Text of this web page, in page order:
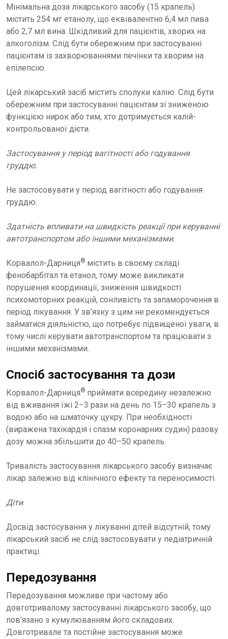
Мінімальна доза лікарського засобу (15 крапель)
містить 254 мг етанолу, що еквівалентно 6,4 мл пива
або 2,7 мл вина. Шкідливий для пацієнтів, хворих на
алкоголізм. Слід бути обережним при застосуванні
пацієнтам із захворюваннями печінки та хворим на
епілепсію.
Цей лікарський засіб містить сполуки калію. Слід бути
обережним при застосуванні пацієнтам зі зниженою
функцією нирок або тим, хто дотримується калій-
контрольованої дієти.
Застосування у період вагітності або годування
груддю.
Не застосовувати у період вагітності або годування
груддю.
Здатність впливати на швидкість реакції при керуванні
автотранспортом або іншими механізмами.
Корвалол-Дарниця® містить в своєму складі
фенобарбітал та етанол, тому може викликати
порушення координації, зниження швидкості
психомоторних реакцій, сонливість та запаморочення в
період лікування. У зв’язку з цим не рекомендується
займатися діяльністю, що потребує підвищеної уваги, в
тому числі керувати автотранспортом та працювати з
іншими механізмами.
Спосіб застосування та дози
Корвалол-Дарниця® приймати всередину незалежно
від вживання їжі 2–3 рази на день по 15–30 крапель з
водою або на шматочку цукру. При необхідності
(виражена тахікардія і спазм коронарних судин) разову
дозу можна збільшити до 40–50 крапель.
Тривалість застосування лікарського засобу визначає
лікар залежно від клінічного ефекту та переносимості.
Діти.
Досвід застосування у лікуванні дітей відсутній, тому
лікарський засіб не слід застосовувати у педіатричній
практиці.
Передозування
Передозування можливе при частому або
довготривалому застосуванні лікарського засобу, що
пов’язано з кумулюванням його складових.
Довготривале та постійне застосування може